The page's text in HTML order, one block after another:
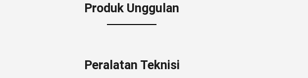
Produk Unggulan
Peralatan Teknisi